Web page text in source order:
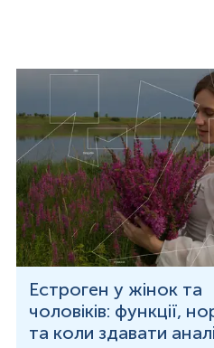
Естроген у жінок та
чоловіків: функції,
та коли здавати